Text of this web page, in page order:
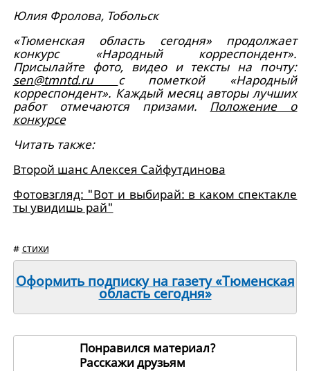
Юлия Фролова, Тобольск
«Тюменская область сегодня» продолжает
конкурс «Народный корреспондент».
Присылайте фото, видео и тексты на почту:
sen@tmntd.ru с пометкой «Народный
корреспондент». Каждый месяц авторы лучших
работ отмечаются призами. Положение о
конкурсе
Читать также:
Второй шанс Алексея Сайфутдинова
Фотовзгляд: "Вот и выбирай: в каком спектакле
ты увидишь рай"
# стихи
Оформить подписку на газету «Тюменская
область сегодня»
Понравился материал?
Расскажи друзьям